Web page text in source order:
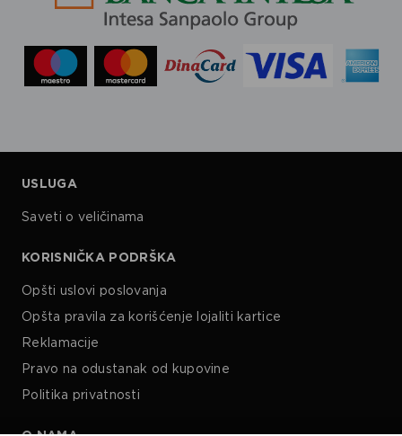
USLUGA
Saveti o veličinama
KORISNIČKA PODRŠKA
Opšti uslovi poslovanja
Opšta pravila za korišćenje lojaliti kartice
Reklamacije
Pravo na odustanak od kupovine
Politika privatnosti